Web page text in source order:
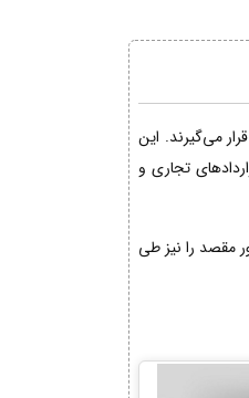
می‌گیرند. این
تجاری و
مقصد را نیز طی